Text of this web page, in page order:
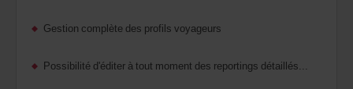
Gestion complète des profils voyageurs
Possibilité d'éditer à tout moment des reportings détaillés...